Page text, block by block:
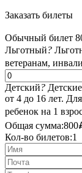
Заказать билеты
Обычный билет
Льготный?
ветеранам,
Детский?
от 4 до 16 лет.
ребенок на 1
Общая сумма:800
Кол-во билетов:1